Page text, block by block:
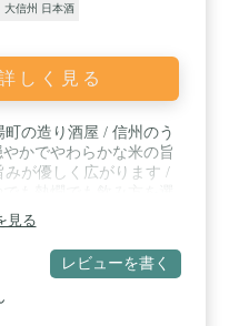
わしい日本酒ののみく
にこだわる日本酒蔵の
ご注意（免責）＞ 必ず
どほどにしましょう。
いでください。飲み終
ましょう / ※パッケージ
大信州 日本酒
しく見る
の造り酒屋 / 信州のう
かでやわらかな米の旨
が優しく広がります /
見る
レビューを書く